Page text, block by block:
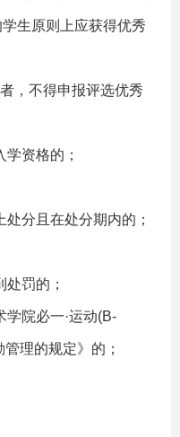
学生原则上应获得优秀
，不得申报评选优秀
资格的；
分且在处分期内的；
罚的；
学院必一·运动(B-
理的规定》的；